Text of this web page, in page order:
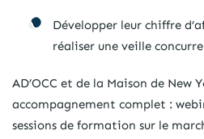
Développer leur chiffre
réaliser une veille
AD’OCC et de la Maison de New
accompagnement complet :
sessions de formation sur le